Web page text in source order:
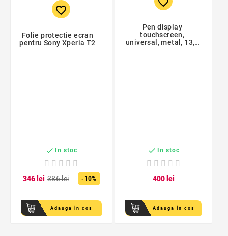
favorite_border
Folie protectie ecran
pentru Sony Xperia T2
 In stoc
346 lei 386lei -10%
Adauga in cos
Pen display
touchscreen,
universal, metal, 13,5
 In stoc
400lei
Adauga in cos